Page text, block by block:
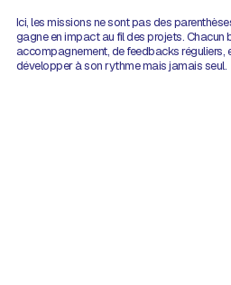
Ici, les missions ne sont pas des
gagne en impact au fil des projets. Chacun
accompagnement, de feedbacks réguliers,
développer à son rythme mais jamais seul.